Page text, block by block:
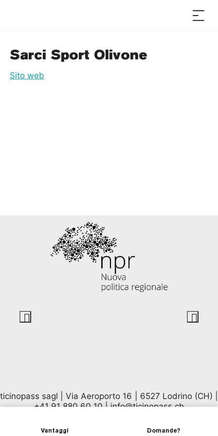
Vantaggi Domande?
Sarci Sport Olivone
Sito web
ticinopass sagl | Via Aeroporto 16 | 6527 Lodrino (CH) |
+41 91 880 60 10|info@ticinopass.ch